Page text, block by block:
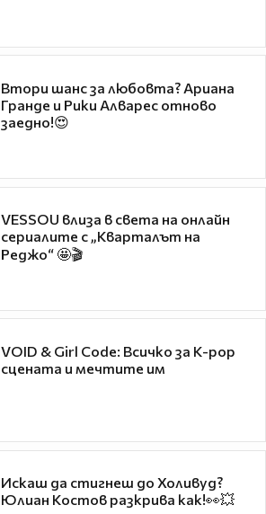
Втори шанс за любовта? Ариана
Гранде и Рики Алварес отново
заедно!😍
VESSOU влиза в света на онлайн
сериалите с „Кварталът на
Реджо“ 🤩🎬
VOID & Girl Code: Всичко за K-pop
сцената и мечтите им
Искаш да стигнеш до Холивуд?
Юлиан Костов разкрива как!👀💥